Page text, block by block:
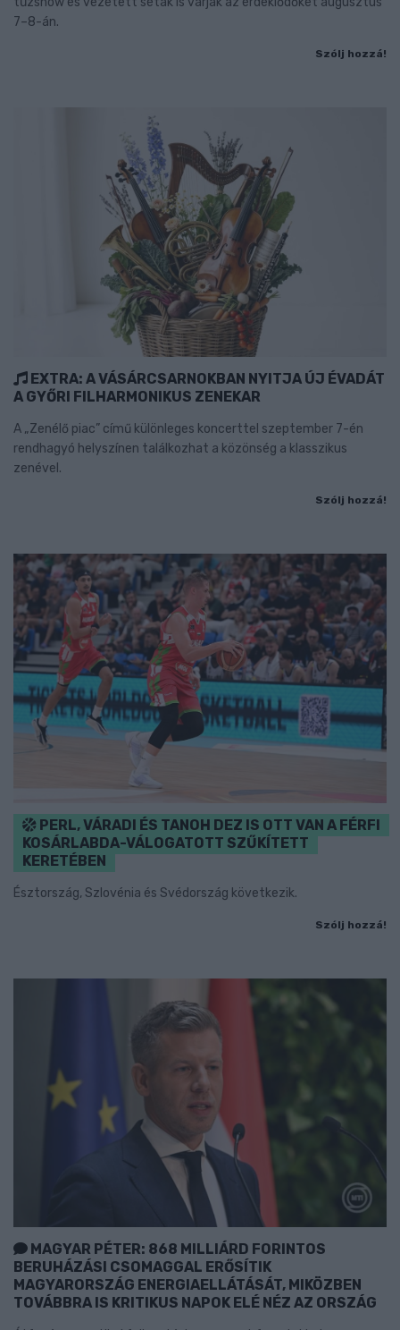
7–8-án.
Szólj hozzá!
EXTRA: A VÁSÁRCSARNOKBAN NYITJA ÚJ ÉVADÁT
A GYŐRI FILHARMONIKUS ZENEKAR
A „Zenélő piac” című különleges koncerttel szeptember 7-én
rendhagyó helyszínen találkozhat a közönség a klasszikus
zenével.
Szólj hozzá!
PERL, VÁRADI ÉS TANOH DEZ IS OTT VAN A FÉRFI
KOSÁRLABDA-VÁLOGATOTT SZŰKÍTETT
KERETÉBEN
Észtország, Szlovénia és Svédország következik.
Szólj hozzá!
MAGYAR PÉTER: 868 MILLIÁRD FORINTOS
BERUHÁZÁSI CSOMAGGAL ERŐSÍTIK
MAGYARORSZÁG ENERGIAELLÁTÁSÁT, MIKÖZBEN
TOVÁBBRA IS KRITIKUS NAPOK ELÉ NÉZ AZ ORSZÁG